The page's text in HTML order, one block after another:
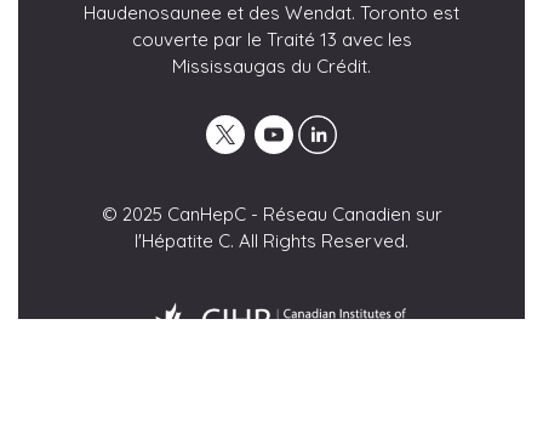
Haudenosaunee et des Wendat. Toronto est
couverte par le Traité 13 avec les
Mississaugas du Crédit.
© 2025 CanHepC - Réseau Canadien sur
l'Hépatite C. All Rights Reserved.